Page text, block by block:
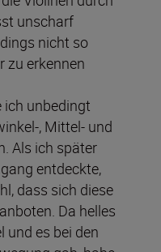
unscharf
nicht so
zu erkennen
ich unbedingt
, Mittel- und
Als ich später
entdeckte,
dass sich diese
Da helles
und es bei den